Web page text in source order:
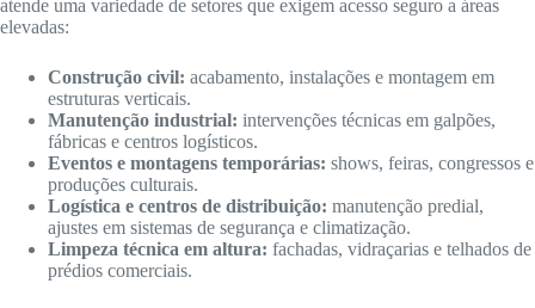
atende uma variedade de setores que exigem acesso seguro a áreas
elevadas:
Construção civil: acabamento, instalações e montagem em
estruturas verticais.
Manutenção industrial: intervenções técnicas em galpões,
fábricas e centros logísticos.
Eventos e montagens temporárias: shows, feiras, congressos e
produções culturais.
Logística e centros de distribuição: manutenção predial,
ajustes em sistemas de segurança e climatização.
Limpeza técnica em altura: fachadas, vidraçarias e telhados de
prédios comerciais.